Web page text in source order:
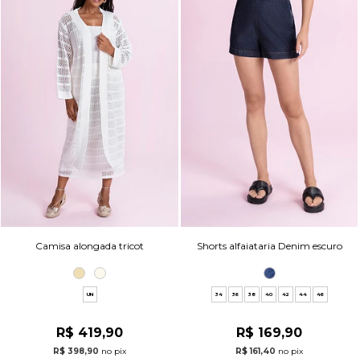
Camisa alongada tricot
UN
R$ 419,90
R$ 398,90 no pix
Shorts alfaiataria Denim escuro
34 36 38 40 42 44 46
R$ 169,90
R$ 161,40 no pix